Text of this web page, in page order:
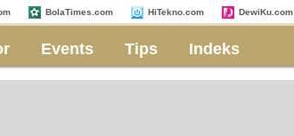
BolaTimes.com HiTekno.com DewiKu.com
Events Tips Indeks